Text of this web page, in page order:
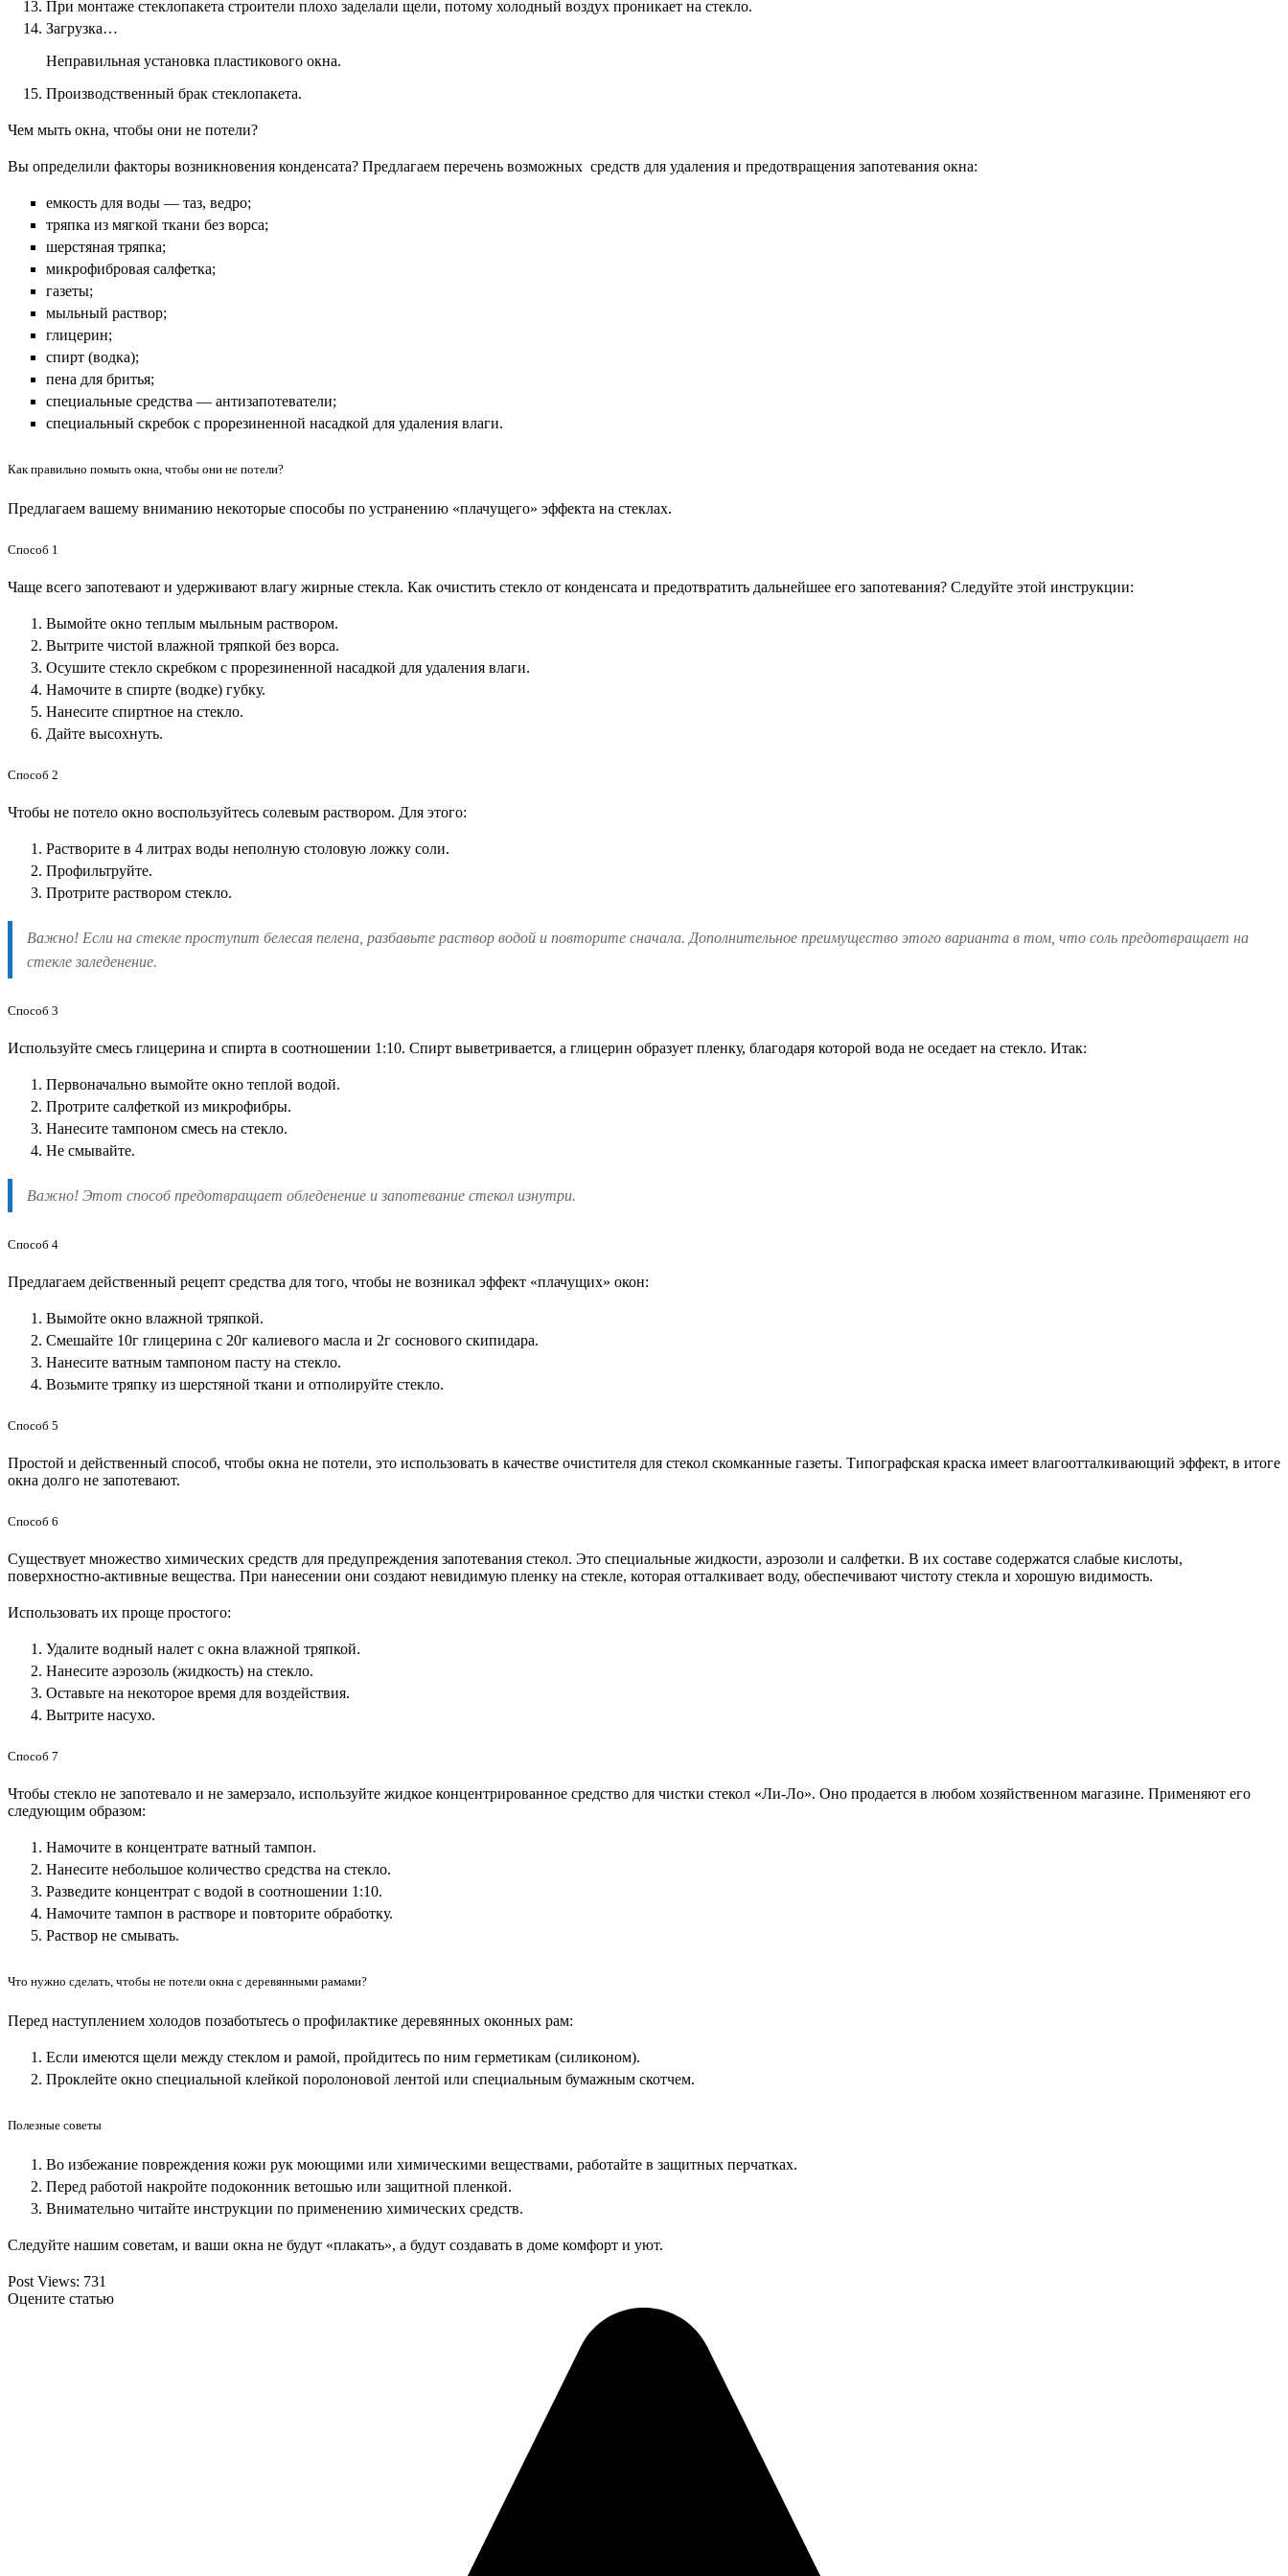
При монтаже стеклопакета строители плохо заделали щели, потому холодный воздух проникает на стекло.
Загрузка…
Неправильная установка пластикового окна.
Производственный брак стеклопакета.
Чем мыть окна, чтобы они не потели?
Вы определили факторы возникновения конденсата? Предлагаем перечень возможных средств для удаления и предотвращения запотевания окна:
емкость для воды — таз, ведро;
тряпка из мягкой ткани без ворса;
шерстяная тряпка;
микрофибровая салфетка;
газеты;
мыльный раствор;
глицерин;
спирт (водка);
пена для бритья;
специальные средства — антизапотеватели;
специальный скребок с прорезиненной насадкой для удаления влаги.
Как правильно помыть окна, чтобы они не потели?
Предлагаем вашему вниманию некоторые способы по устранению «плачущего» эффекта на стеклах.
Способ 1
Чаще всего запотевают и удерживают влагу жирные стекла. Как очистить стекло от конденсата и предотвратить дальнейшее его запотевания? Следуйте этой инструкции:
Вымойте окно теплым мыльным раствором.
Вытрите чистой влажной тряпкой без ворса.
Осушите стекло скребком с прорезиненной насадкой для удаления влаги.
Намочите в спирте (водке) губку.
Нанесите спиртное на стекло.
Дайте высохнуть.
Способ 2
Чтобы не потело окно воспользуйтесь солевым раствором. Для этого:
Растворите в 4 литрах воды неполную столовую ложку соли.
Профильтруйте.
Протрите раствором стекло.
Важно! Если на стекле проступит белесая пелена, разбавьте раствор водой и повторите сначала. Дополнительное преимущество этого варианта в том, что соль предотвращает на
стекле заледенение.
Способ 3
Используйте смесь глицерина и спирта в соотношении 1:10. Спирт выветривается, а глицерин образует пленку, благодаря которой вода не оседает на стекло. Итак:
Первоначально вымойте окно теплой водой.
Протрите салфеткой из микрофибры.
Нанесите тампоном смесь на стекло.
Не смывайте.
Важно! Этот способ предотвращает обледенение и запотевание стекол изнутри.
Способ 4
Предлагаем действенный рецепт средства для того, чтобы не возникал эффект «плачущих» окон:
Вымойте окно влажной тряпкой.
Смешайте 10г глицерина с 20г калиевого масла и 2г соснового скипидара.
Нанесите ватным тампоном пасту на стекло.
Возьмите тряпку из шерстяной ткани и отполируйте стекло.
Способ 5
Простой и действенный способ, чтобы окна не потели, это использовать в качестве очистителя для стекол скомканные газеты. Типографская краска имеет влагоотталкивающий эффект, в итоге
окна долго не запотевают.
Способ 6
Существует множество химических средств для предупреждения запотевания стекол. Это специальные жидкости, аэрозоли и салфетки. В их составе содержатся слабые кислоты,
поверхностно-активные вещества. При нанесении они создают невидимую пленку на стекле, которая отталкивает воду, обеспечивают чистоту стекла и хорошую видимость.
Использовать их проще простого:
Удалите водный налет с окна влажной тряпкой.
Нанесите аэрозоль (жидкость) на стекло.
Оставьте на некоторое время для воздействия.
Вытрите насухо.
Способ 7
Чтобы стекло не запотевало и не замерзало, используйте жидкое концентрированное средство для чистки стекол «Ли-Ло». Оно продается в любом хозяйственном магазине. Применяют его
следующим образом:
Намочите в концентрате ватный тампон.
Нанесите небольшое количество средства на стекло.
Разведите концентрат с водой в соотношении 1:10.
Намочите тампон в растворе и повторите обработку.
Раствор не смывать.
Что нужно сделать, чтобы не потели окна с деревянными рамами?
Перед наступлением холодов позаботьтесь о профилактике деревянных оконных рам:
Если имеются щели между стеклом и рамой, пройдитесь по ним герметикам (силиконом).
Проклейте окно специальной клейкой поролоновой лентой или специальным бумажным скотчем.
Полезные советы
Во избежание повреждения кожи рук моющими или химическими веществами, работайте в защитных перчатках.
Перед работой накройте подоконник ветошью или защитной пленкой.
Внимательно читайте инструкции по применению химических средств.
Следуйте нашим советам, и ваши окна не будут «плакать», а будут создавать в доме комфорт и уют.
Post Views: 731
Оцените статью